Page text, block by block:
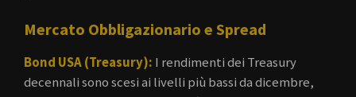
Mercato Obbligazionario e Spread
Bond USA (Treasury): I rendimenti dei Treasury
decennali sono scesi ai livelli più bassi da dicembre,